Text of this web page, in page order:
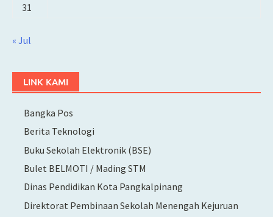
31
« Jul
LINK KAMI
Bangka Pos
Berita Teknologi
Buku Sekolah Elektronik (BSE)
Bulet BELMOTI / Mading STM
Dinas Pendidikan Kota Pangkalpinang
Direktorat Pembinaan Sekolah Menengah Kejuruan